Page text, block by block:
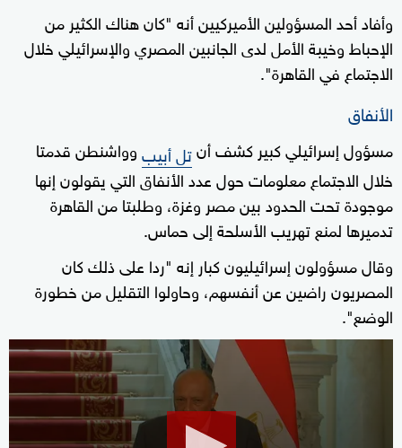
وأفاد أحد المسؤولين الأميركيين أنه "كان هناك الكثير من
الإحباط وخيبة الأمل لدى الجانبين المصري والإسرائيلي خلال
الاجتماع في القاهرة".
الأنفاق
مسؤول إسرائيلي كبير كشف أنتل أبيبوواشنطن قدمتا
خلال الاجتماع معلومات حول عدد الأنفاق التي يقولون إنها
موجودة تحت الحدود بين مصر وغزة، وطلبتا من القاهرة
تدميرها لمنع تهريب الأسلحة إلى حماس.
وقال مسؤولون إسرائيليون كبار إنه "ردا على ذلك كان
المصريون راضين عن أنفسهم، وحاولوا التقليل من خطورة
الوضع".
0
seconds
of
38
seconds